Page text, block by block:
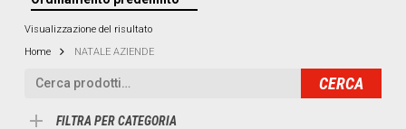
Visualizzazione del risultato
Home
NATALE AZIENDE
Cerca: CERCA
FILTRA PER CATEGORIA